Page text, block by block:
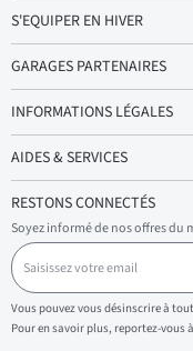
S'EQUIPER EN HIVER
GARAGES PARTENAIRES
INFORMATIONS LÉGALES
AIDES & SERVICES
RESTONS CONNECTÉS
Soyez informé de nos offres du
S
a
i
s
i
s
Vous pouvez vous désinscrire à
Pour en savoir plus, reportez-vous